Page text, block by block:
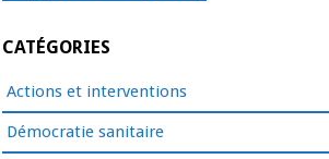
CATÉGORIES
Actions et interventions
Démocratie sanitaire